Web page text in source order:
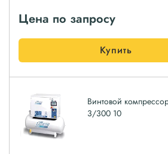
Цена по запросу
Купить
Винтовой
3/300 10